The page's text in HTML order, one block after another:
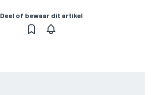
Deel of bewaar dit artikel